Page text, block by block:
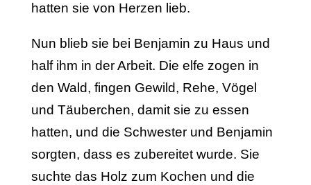
hatten sie von Herzen lieb.
Nun blieb sie bei Benjamin zu Haus und
half ihm in der Arbeit. Die elfe zogen in
den Wald, fingen Gewild, Rehe, Vögel
und Täuberchen, damit sie zu essen
hatten, und die Schwe­ster und Benjamin
sorgten, dass es zubereitet wurde. Sie
suchte das Holz zum Kochen und die